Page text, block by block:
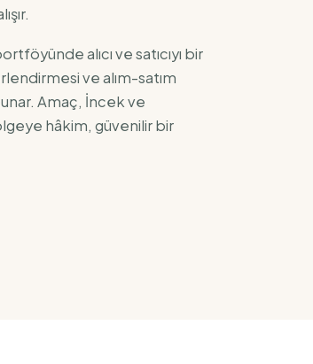
alıcı ve satıcıyı bir
ve alım-satım
Amaç, İncek ve
hâkim, güvenilir bir